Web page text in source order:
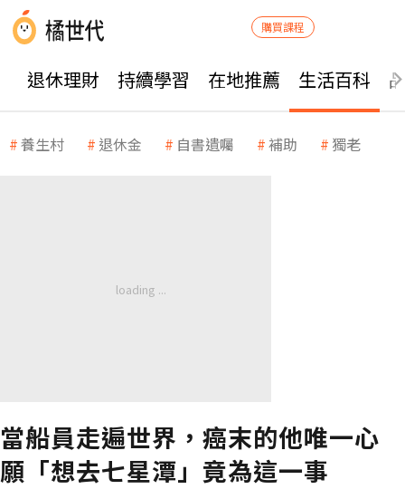
購買課程
退休理財 持續學習 在地推薦 生活百科
養生村 退休金 自書遺囑 補助 獨老
當船員走遍世界，癌末的他唯一心
願「想去七星潭」竟為這一事